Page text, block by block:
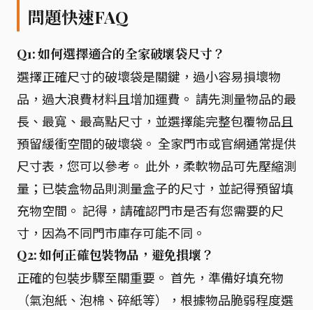
問題快速FAQ
Q1: 如何選擇適合的全家破壞袋尺寸？
選擇正確尺寸的破壞袋是關鍵，過小容易損壞物
品，過大浪費材料且增加運費。 請先測量物品的最
長、最寬、最高點尺寸，並選擇能完整包覆物品且
預留緩衝空間的破壞袋。 全家門市或官網通常提供
尺寸表，您可以參考。 此外，柔軟物品可先壓縮測
量；已裝盒物品則測量盒子的尺寸，並記得預留填
充物空間。 記得，請確認門市是否有您需要的尺
寸，因為不同門市庫存可能不同。
Q2: 如何正確包裝物品，避免損壞？
正確的包裝步驟至關重要。 首先，準備好填充物
（氣泡紙、泡棉、碎紙等），根據物品脆弱程度選